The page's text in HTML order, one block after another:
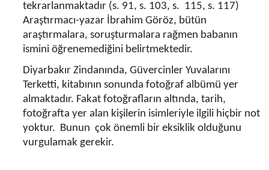
tekrarlanmaktadır (s. 91, s. 103, s. 115, s. 117)
Araştırmacı-yazar İbrahim Göröz, bütün
araştırmalara, soruşturmalara rağmen babanın
ismini öğrenemediğini belirtmektedir.
Diyarbakır Zindanında, Güvercinler Yuvalarını
Terketti, kitabının sonunda fotoğraf albümü yer
almaktadır. Fakat fotoğrafların altında, tarih,
fotoğrafta yer alan kişilerin isimleriyle ilgili hiçbir not
yoktur. Bunun çok önemli bir eksiklik olduğunu
vurgulamak gerekir.